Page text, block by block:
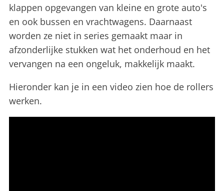
klappen opgevangen van kleine en grote auto's
en ook bussen en vrachtwagens. Daarnaast
worden ze niet in series gemaakt maar in
afzonderlijke stukken wat het onderhoud en het
vervangen na een ongeluk, makkelijk maakt.
Hieronder kan je in een video zien hoe de rollers
werken.